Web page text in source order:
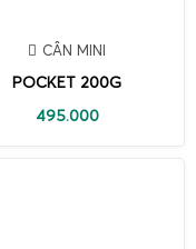
CÂN MINI
POCKET 200G
495.000